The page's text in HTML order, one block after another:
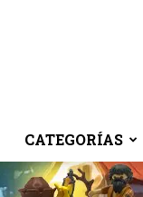
CATEGORÍAS